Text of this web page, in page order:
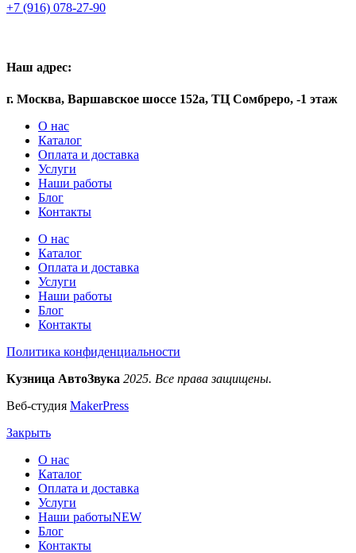
+7 (916) 078-27-90
Наш адрес:
г. Москва, Варшавское шоссе 152а, ТЦ Сомбреро, -1 этаж
О нас
Каталог
Оплата и доставка
Услуги
Наши работы
Блог
Контакты
О нас
Каталог
Оплата и доставка
Услуги
Наши работы
Блог
Контакты
Политика конфиденциальности
Кузница АвтоЗвука 2025. Все права защищены.
Веб-студия MakerPress
Закрыть
О нас
Каталог
Оплата и доставка
Услуги
Наши работыNEW
Блог
Контакты